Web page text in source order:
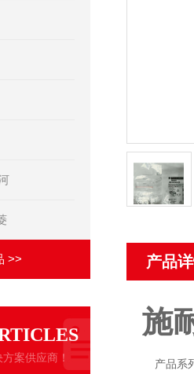
>>
案供应商！
产品
施
产品系